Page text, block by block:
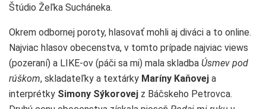
Štúdio Žeľka Sucháneka.
Okrem odbornej poroty, hlasovať mohli aj diváci a to online.
Najviac hlasov obecenstva, v tomto prípade najviac views
(pozeraní) a LIKE-ov (páči sa mi) mala skladba Úsmev pod
rúškom, skladateľky a textárky Maríny Kaňovej a
interprétky Simony Sýkorovej z Báčskeho Petrovca.